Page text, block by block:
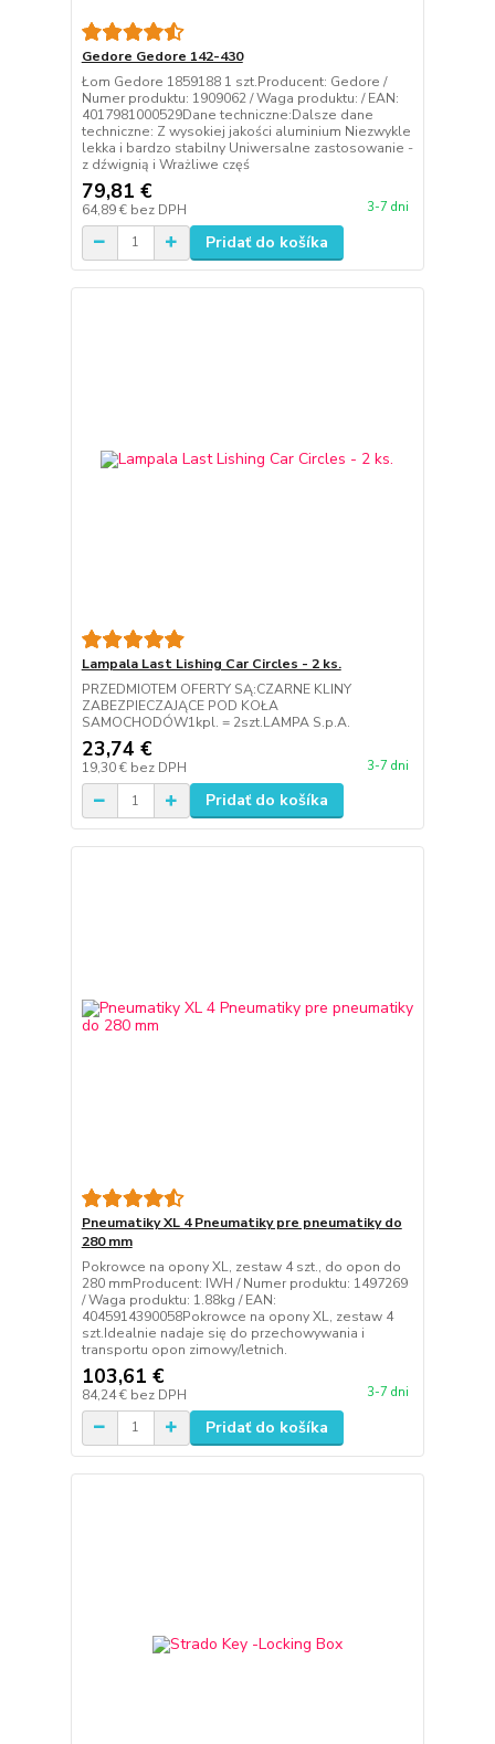
Gedore Gedore 142-430
Łom Gedore 1859188 1 szt.Producent: Gedore /
Numer produktu: 1909062 / Waga produktu: / EAN:
4017981000529Dane techniczne:Dalsze dane
techniczne: Z wysokiej jakości aluminium Niezwykle
lekka i bardzo stabilny Uniwersalne zastosowanie -
z dźwignią i Wrażliwe częś
79,81 €
64,89 € bez DPH 3-7 dni
Pridať do košíka
Lampala Last Lishing Car Circles - 2 ks.
PRZEDMIOTEM OFERTY SĄ:CZARNE KLINY
ZABEZPIECZAJĄCE POD KOŁA
SAMOCHODÓW1kpl. = 2szt.LAMPA S.p.A.
23,74 €
19,30 € bez DPH 3-7 dni
Pridať do košíka
Pneumatiky XL 4 Pneumatiky pre pneumatiky do
280 mm
Pokrowce na opony XL, zestaw 4 szt., do opon do
280 mmProducent: IWH / Numer produktu: 1497269
/ Waga produktu: 1.88kg / EAN:
4045914390058Pokrowce na opony XL, zestaw 4
szt.Idealnie nadaje się do przechowywania i
transportu opon zimowy/letnich.
103,61 €
84,24 € bez DPH 3-7 dni
Pridať do košíka